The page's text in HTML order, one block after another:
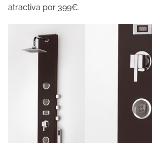
atractiva por 399€.